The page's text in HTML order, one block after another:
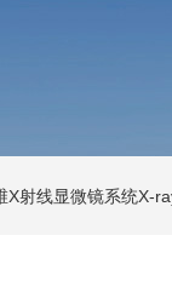
X射线显微镜系统X-